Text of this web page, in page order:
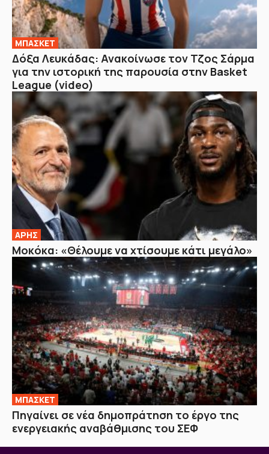
ΜΠΑΣΚΕΤ
Δόξα Λευκάδας: Ανακοίνωσε τον Τζος Σάρμα
για την ιστορική της παρουσία στην Basket
League (video)
ΑΡΗΣ
Μοκόκα: «Θέλουμε να χτίσουμε κάτι μεγάλο»
ΜΠΑΣΚΕΤ
Πηγαίνει σε νέα δημοπράτηση το έργο της
ενεργειακής αναβάθμισης του ΣΕΦ